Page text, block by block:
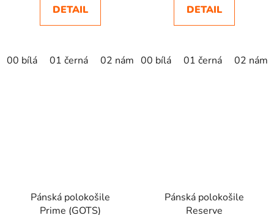
DETAIL
00 bílá 01 černá 02 námořní modrá tmavě šedý melír
DETAIL
00 bílá 01 černá 02
Pánská polokošile
Prime (GOTS)
Pánská polokošile
Reserve